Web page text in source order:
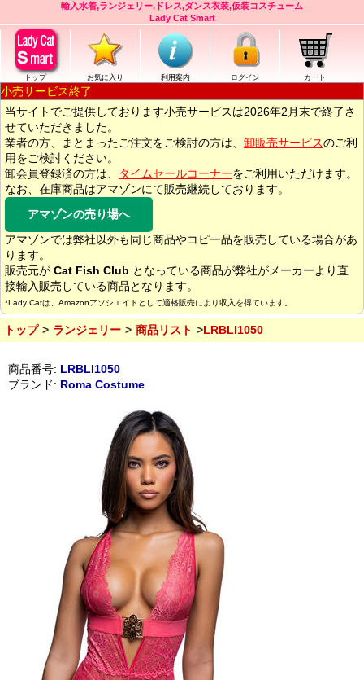
輸入水着,ランジェリー,ドレス,ダンス衣装,仮装コスチューム
Lady Cat Smart
トップ お気に入り 利用案内 ログイン カート
小売サービス終了
当サイトでご提供しております小売サービスは2026年2月末で終了さ
せていただきました。
業者の方、まとまったご注文をご検討の方は、 卸販売サービスのご利
用をご検討ください。
卸会員登録済の方は、
タイムセールコーナーをご利用いただけます。
なお、在庫商品はアマゾンにて販売継続しております。
アマゾンの売り場へ
アマゾンでは弊社以外も同じ商品やコピー品を販売している場合があ
ります。
販売元が Cat Fish Club となっている商品が弊社がメーカーより直
接輸入販売している商品となります。
*Lady Catは、Amazonアソシエイトとして適格販売により収入を得ています。
トップ ランジェリー 商品リスト LRBLI1050
商品番号: LRBLI1050
ブランド: Roma Costume